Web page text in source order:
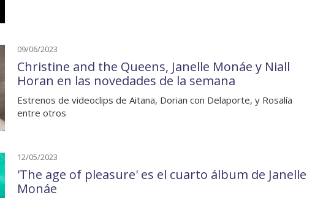
09/06/2023
Christine and the Queens, Janelle Monáe y Niall
Horan en las novedades de la semana
Estrenos de videoclips de Aitana, Dorian con Delaporte, y Rosalía
entre otros
12/05/2023
'The age of pleasure' es el cuarto álbum de Janelle
Monáe